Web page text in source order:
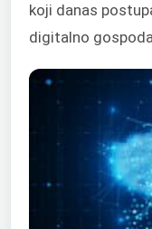
koji danas
digitalno